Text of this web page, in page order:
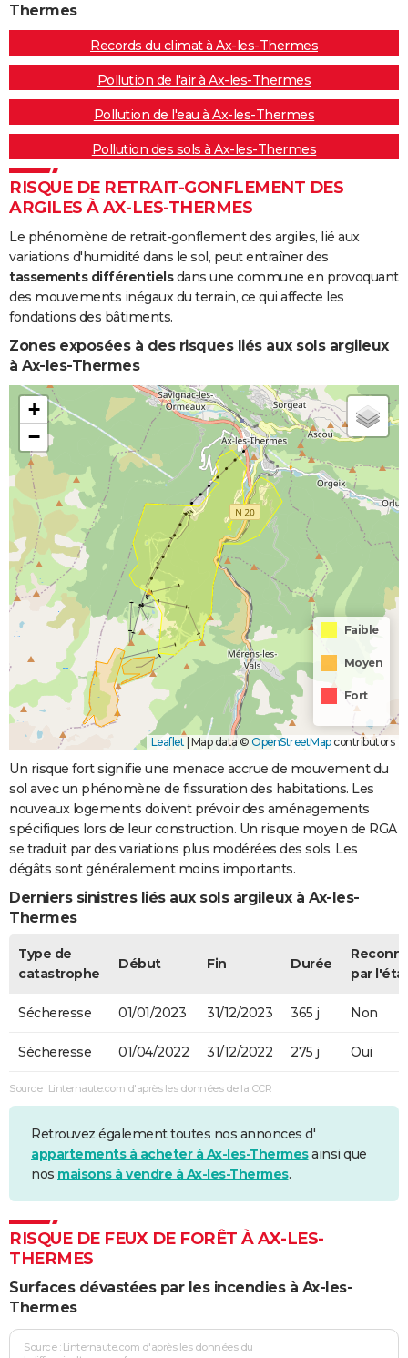
Thermes
Records du climat à Ax-les-Thermes
Pollution de l'air à Ax-les-Thermes
Pollution de l'eau à Ax-les-Thermes
Pollution des sols à Ax-les-Thermes
RISQUE DE RETRAIT-GONFLEMENT DES
ARGILES À AX-LES-THERMES
Le phénomène de retrait-gonflement des argiles, lié aux
variations d'humidité dans le sol, peut entraîner des
tassements différentielsdans une commune en provoquant
des mouvements inégaux du terrain, ce qui affecte les
fondations des bâtiments.
Zones exposées à des risques liés aux sols argileux
à Ax-les-Thermes
+
−
Faible
Moyen
Fort
Leaflet Map data © OpenStreetMapcontributors
Un risque fort signifie une menace accrue de mouvement du
sol avec un phénomène de fissuration des habitations. Les
nouveaux logements doivent prévoir des aménagements
spécifiques lors de leur construction. Un risque moyen de RGA
se traduit par des variations plus modérées des sols. Les
dégâts sont généralement moins importants.
Derniers sinistres liés aux sols argileux à Ax-les-
Thermes
Type de
catastrophe
Début Fin Durée
par
Sécheresse 01/01/2023 31/12/2023 365 j Non
Sécheresse 01/04/2022 31/12/2022 275 j Oui
Source : Linternaute.com d'après les données de la CCR
Retrouvez également toutes nos annonces d'
appartements à acheter à Ax-les-Thermesainsi que
nos maisons à vendre à Ax-les-Thermes.
RISQUE DE FEUX DE FORÊT À AX-LES-
THERMES
Surfaces dévastées par les incendies à Ax-les-
Thermes
Source : Linternaute.com d'après les données du